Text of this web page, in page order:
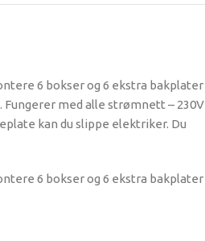
6 bokser og 6 ekstra bakplater
med alle strømnett – 230V
kan du slippe elektriker. Du
6 bokser og 6 ekstra bakplater